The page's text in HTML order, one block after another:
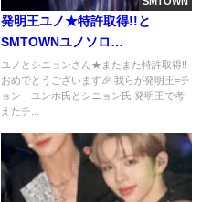
発明王ユノ★特許取得!!と
SMTOWNユノソロ
→CHECKMATEはどうでしょ
う!?
ユノとシニョンさん★またまた特許取得!!
おめでとうございます🎉 我らが発明王=チ
ョン・ユンホ氏とシニョン氏 発明王で考
えたチ...